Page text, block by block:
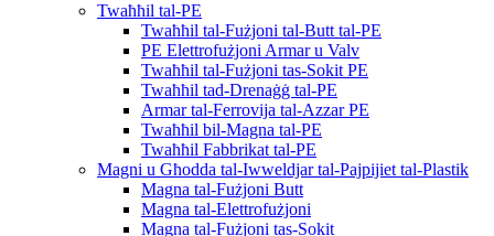
Twaħħil tal-PE
Twaħħil tal-Fużjoni tal-Butt tal-PE
PE Elettrofużjoni Armar u Valv
Twaħħil tal-Fużjoni tas-Sokit PE
Twaħħil tad-Drenaġġ tal-PE
Armar tal-Ferrovija tal-Azzar PE
Twaħħil bil-Magna tal-PE
Twaħħil Fabbrikat tal-PE
Magni u Għodda tal-Iwweldjar tal-Pajpijiet tal-Plastik
Magna tal-Fużjoni Butt
Magna tal-Elettrofużjoni
Magna tal-Fużjoni tas-Sokit